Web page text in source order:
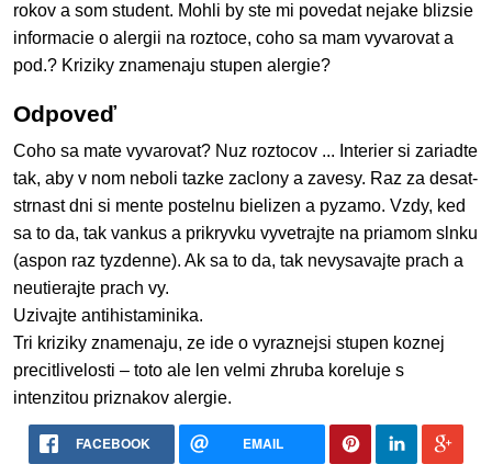
rokov a som student. Mohli by ste mi povedat nejake blizsie
informacie o alergii na roztoce, coho sa mam vyvarovat a
pod.? Kriziky znamenaju stupen alergie?
Odpoveď
Coho sa mate vyvarovat? Nuz roztocov ... Interier si zariadte
tak, aby v nom neboli tazke zaclony a zavesy. Raz za desat-
strnast dni si mente postelnu bielizen a pyzamo. Vzdy, ked
sa to da, tak vankus a prikryvku vyvetrajte na priamom slnku
(aspon raz tyzdenne). Ak sa to da, tak nevysavajte prach a
neutierajte prach vy.
Uzivajte antihistaminika.
Tri kriziky znamenaju, ze ide o vyraznejsi stupen koznej
precitlivelosti – toto ale len velmi zhruba koreluje s
intenzitou priznakov alergie.
FACEBOOK EMAIL